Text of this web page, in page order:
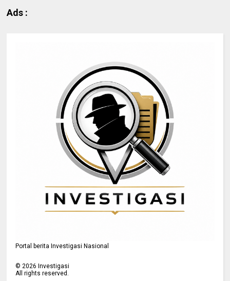
Ads :
Portal berita Investigasi Nasional
©2026 Investigasi
All rights reserved.